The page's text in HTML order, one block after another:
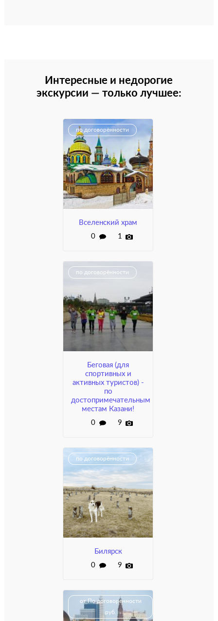
Интересные и недорогие
экскурсии — только лучшее:
Вселенский храм
0
1
по договорённости
Беговая (для
спортивных и
активных туристов) -
по
достопримечательным
местам Казани!
0
9
по договорённости
Билярск
0
9
по договорённости
от По договоренности
руб.